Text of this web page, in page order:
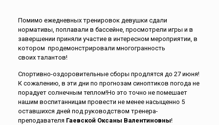
Помимо ежедневных тренировок девушки сдали
нормативы, поплавали в бассейне, просмотрели игры и в
завершении приняли участие в интересном мероприятии, в
котором продемонстрировали многогранность
своих талантов!
Спортивно-оздоровительные сборы продлятся до 27 июня!
К сожалению, в эти дни по прогнозам синоптиков погода не
порадует солнечным теплом!Но это точно не помешает
нашим воспитанницам провести не менее насыщенно 5
оставшихся дней под руководством тренера-
преподавателя Гаевской Оксаны Валентиновны!